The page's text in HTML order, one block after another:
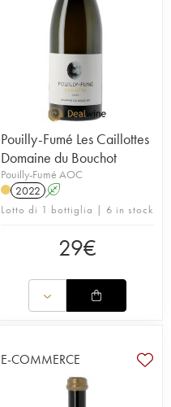
Pouilly-Fumé Les Caillottes
Domaine du Bouchot
Pouilly-Fumé AOC
2022 A
Lotto di 1 bottiglia | 6 in stock
29€
E-COMMERCE